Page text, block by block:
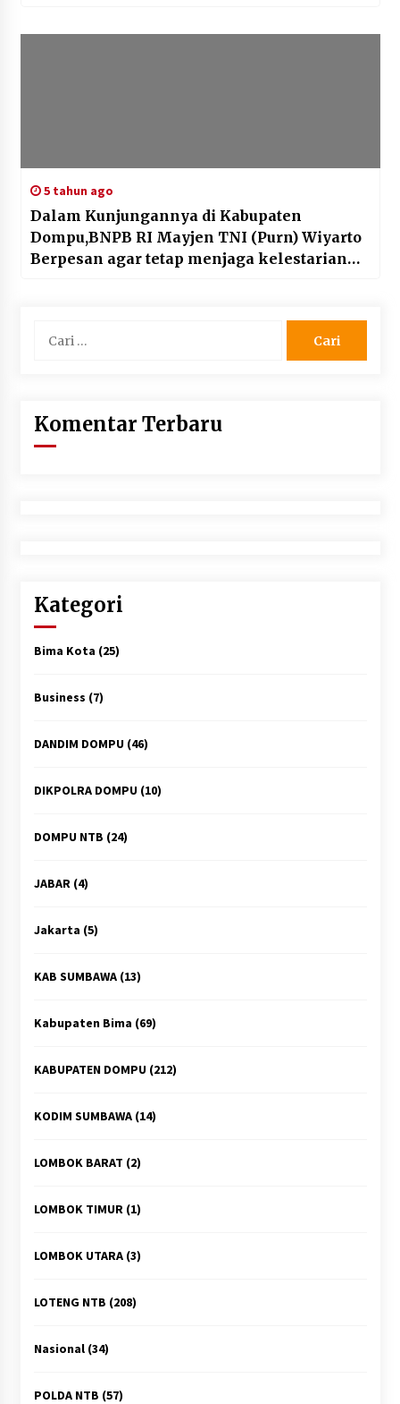
5 tahun ago
Dalam Kunjungannya di Kabupaten
Dompu,BNPB RI Mayjen TNI (Purn) Wiyarto
Berpesan agar tetap menjaga kelestarian
untuk:
Komentar Terbaru
Kategori
Bima Kota (25)
Business (7)
DANDIM DOMPU(46)
DIKPOLRA DOMPU(10)
DOMPU NTB (24)
JABAR(4)
Jakarta (5)
KAB SUMBAWA(13)
Kabupaten Bima (69)
KABUPATEN DOMPU(212)
KODIM SUMBAWA(14)
LOMBOK BARAT (2)
LOMBOK TIMUR(1)
LOMBOK UTARA(3)
LOTENG NTB (208)
Nasional(34)
POLDA NTB (57)